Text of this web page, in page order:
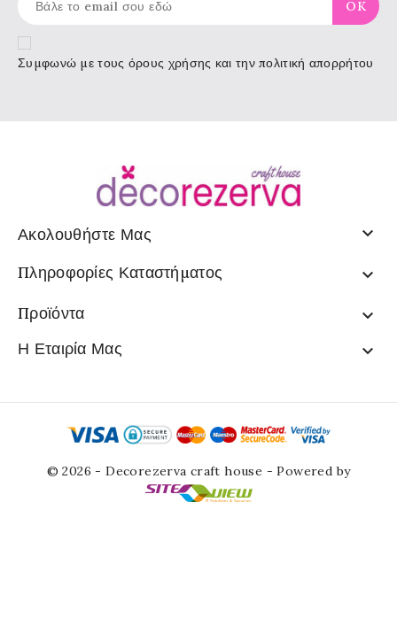
Συμφωνώ με τους όρους χρήσης και την πολιτική απορρήτου
Ακολουθήστε Μας 
Πληροφορίες Καταστήματος 
Προϊόντα 
Η Εταιρία Μας 
© 2026 - Decorezerva craft house - Powered by